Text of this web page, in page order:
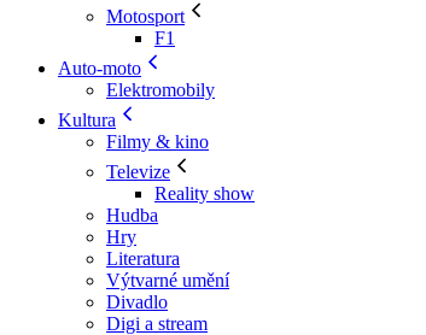
Motosport
F1
Auto-moto
Elektromobily
Kultura
Filmy & kino
Televize
Reality show
Hudba
Hry
Literatura
Výtvarné umění
Divadlo
Digi a stream